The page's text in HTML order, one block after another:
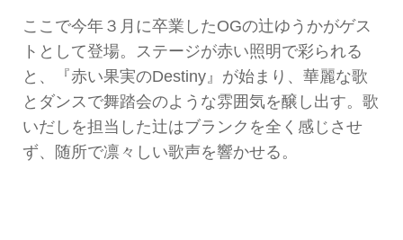
ここで今年３月に卒業したOGの辻ゆうかがゲス
トとして登場。ステージが赤い照明で彩られる
と、『赤い果実のDestiny』が始まり、華麗な歌
とダンスで舞踏会のような雰囲気を醸し出す。歌
いだしを担当した辻はブランクを全く感じさせ
ず、随所で凛々しい歌声を響かせる。